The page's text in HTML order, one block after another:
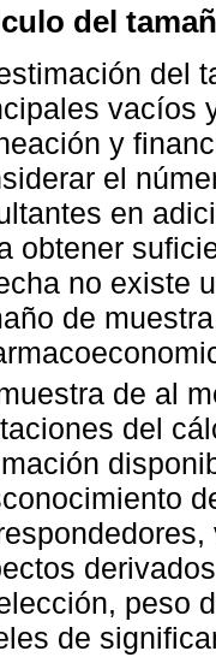
del
del
vacíos
y
el
en
obtener
no existe
de
de al
del
peso
de